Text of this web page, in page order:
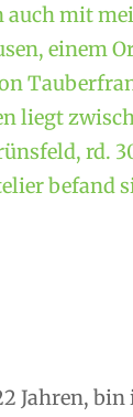
auch mit
einem
liegt
rd.
befand
Jahren,